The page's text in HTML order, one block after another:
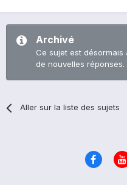
Archivé
Ce sujet est
de nouvelles réponses.
Aller sur la liste des sujets